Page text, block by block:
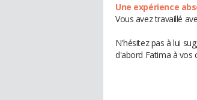
Une expérience
Vous avez travaillé
N'hésitez pas à lui
d'abord Fatima à vos